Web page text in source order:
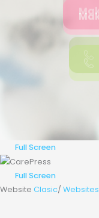
Full Screen
Full Screen
Website Clasic/ Websites